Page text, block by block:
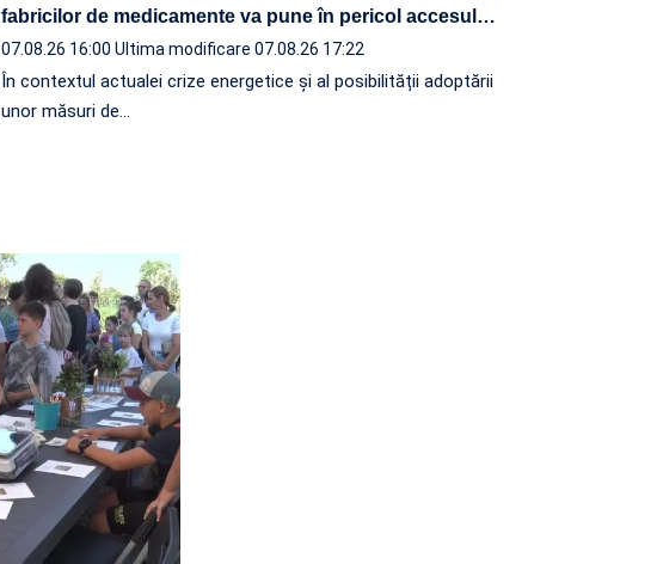
fabricilor de medicamente va pune în pericol accesul …
07.08.26 16:00 Ultima modificare 07.08.26 17:22
În contextul actualei crize energetice și al posibilității adoptării
unor măsuri de…